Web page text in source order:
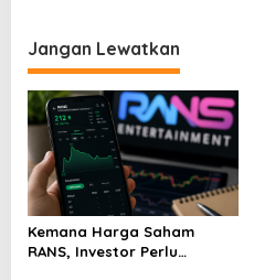
Jangan Lewatkan
Kemana Harga Saham
RANS, Investor Perlu